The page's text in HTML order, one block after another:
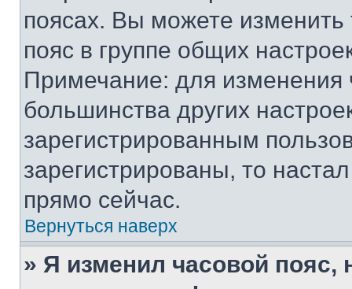
поясах. Вы можете изменить
пояс в группе общих
Примечание: для изменения
большинства других
зарегистрированным
зарегистрированы, то
прямо сейчас.
Вернуться наверх
» Я изменил часовой пояс,